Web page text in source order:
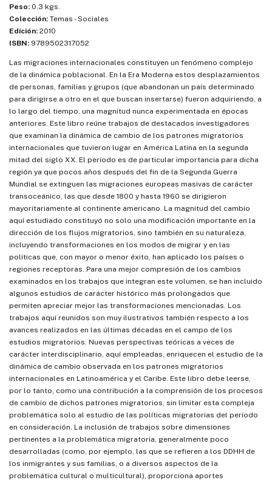
Peso: 0.3 kgs.
Colección: Temas - Sociales
Edición: 2010
ISBN: 9789502317052
Las migraciones internacionales constituyen un fenómeno complejo
de la dinámica poblacional. En la Era Moderna estos desplazamientos
de personas, familias y grupos (que abandonan un país determinado
para dirigirse a otro en el que buscan insertarse) fueron adquiriendo, a
lo largo del tiempo, una magnitud nunca experimentada en épocas
anteriores. Este libro reúne trabajos de destacados investigadores
que examinan la dinámica de cambio de los patrones migratorios
internacionales que tuvieron lugar en América Latina en la segunda
mitad del siglo XX. El período es de particular importancia para dicha
región ya que pocos años después del fin de la Segunda Guerra
Mundial se extinguen las migraciones europeas masivas de carácter
transoceánico, las que desde 1800 y hasta 1960 se dirigieron
mayoritariamente al continente americano. La magnitud del cambio
aquí estudiado constituyó no solo una modificación importante en la
dirección de los flujos migratorios, sino también en su naturaleza,
incluyendo transformaciones en los modos de migrar y en las
políticas que, con mayor o menor éxito, han aplicado los países o
regiones receptoras. Para una mejor compresión de los cambios
examinados en los trabajos que integran este volumen, se han incluido
algunos estudios de carácter histórico más prolongados que
permiten apreciar mejor las transformaciones mencionadas. Los
trabajos aquí reunidos son muy ilustrativos también respecto a los
avances realizados en las últimas décadas en el campo de los
estudios migratorios. Nuevas perspectivas teóricas a veces de
carácter interdisciplinario, aquí empleadas, enriquecen el estudio de la
dinámica de cambio observada en los patrones migratorios
internacionales en Latinoamérica y el Caribe. Este libro debe leerse,
por lo tanto, como una contribución a la comprensión de los procesos
de cambio de dichos patrones migratorios, sin limitar esta compleja
problemática solo al estudio de las políticas migratorias del período
en consideración. La inclusión de trabajos sobre dimensiones
pertinentes a la problemática migratoria, generalmente poco
desarrolladas (como, por ejemplo, las que se refieren a los DDHH de
los inmigrantes y sus familias, o a diversos aspectos de la
problemática cultural o multicultural), proporciona aportes